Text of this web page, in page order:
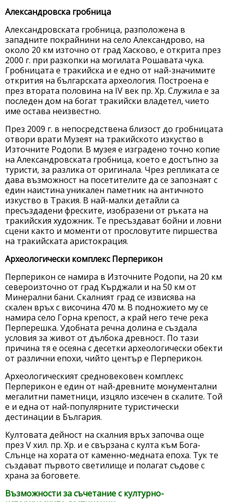
Александровска гробница
Александровската гробница, разположена в
западните покрайнини на село Александрово, на
около 20 км източно от град Хасково, е открита през
2000 г. при разкопки на могилата Рошавата чука.
Гробницата е тракийска и е едно от най-значимите
открития на българската археология. Построена е
през втората половина на IV век пр. Хр. Служила е за
последен дом на богат тракийски владетел, чието
име остава неизвестно.
През 2009 г. в непосредствена близост до гробницата
отвори врати Музеят на тракийското изкуство в
Източните Родопи. В музея е изградено точно копие
на Александровската гробница, което е достъпно за
туристи, за разлика от оригинала. Чрез репликата се
дава възможност на посетителите да се запознаят с
един наистина уникален паметник на античното
изкуство в Тракия. В най-малки детайли са
пресъздадени фреските, изобразени от ръката на
тракийския художник. Те пресъздават бойни и ловни
сцени както и моменти от прословутите пиршества
на тракийската аристокрация.
Археологически комплекс Перперикон
Перперикон се намира в Източните Родопи, на 20 км
североизточно от град Кърджали и на 50 км от
Минерални бани. Скалният град се извисява на
скален връх с височина 470 м. В подножието му се
намира село Горна крепост, а край него тече река
Перперешка. Удобната речна долина е създала
условия за живот от дълбока древност. По тази
причина тя е осеяна с десетки археологически обекти
от различни епохи, чийто център е Перперикон.
Археологическият средновековен комплекс
Перперикон е един от най-древните монументални
мегалитни паметници, изцяло изсечен в скалите. Той
е и една от най-популярните туристически
дестинации в България.
Култовата дейност на скалния връх започва още
през V хил. пр. Хр. и е свързана с култа към Бога-
Слънце на хората от каменно-медната епоха. Тук те
създават първото светилище и полагат съдове с
храна за боговете.
Възможности за съчетание с културно-